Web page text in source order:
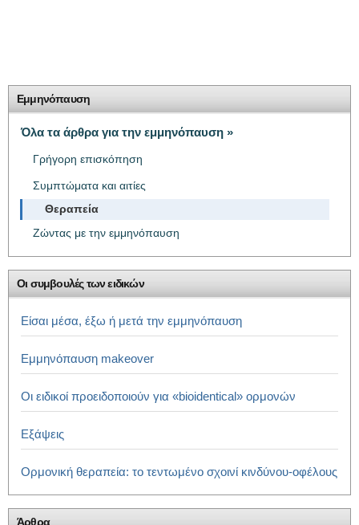
Εμμηνόπαυση
Όλα τα άρθρα για την εμμηνόπαυση »
Γρήγορη επισκόπηση
Συμπτώματα και αιτίες
Θεραπεία
Ζώντας με την εμμηνόπαυση
Οι συμβουλές των ειδικών
Είσαι μέσα, έξω ή μετά την εμμηνόπαυση
Εμμηνόπαυση makeover
Οι ειδικοί προειδοποιούν για «bioidentical» ορμονών
Εξάψεις
Ορμονική θεραπεία: το τεντωμένο σχοινί κινδύνου-οφέλους
Άρθρα